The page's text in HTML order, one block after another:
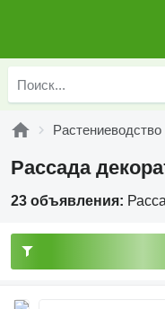
Растениеводство
Рассада
23 объявления: